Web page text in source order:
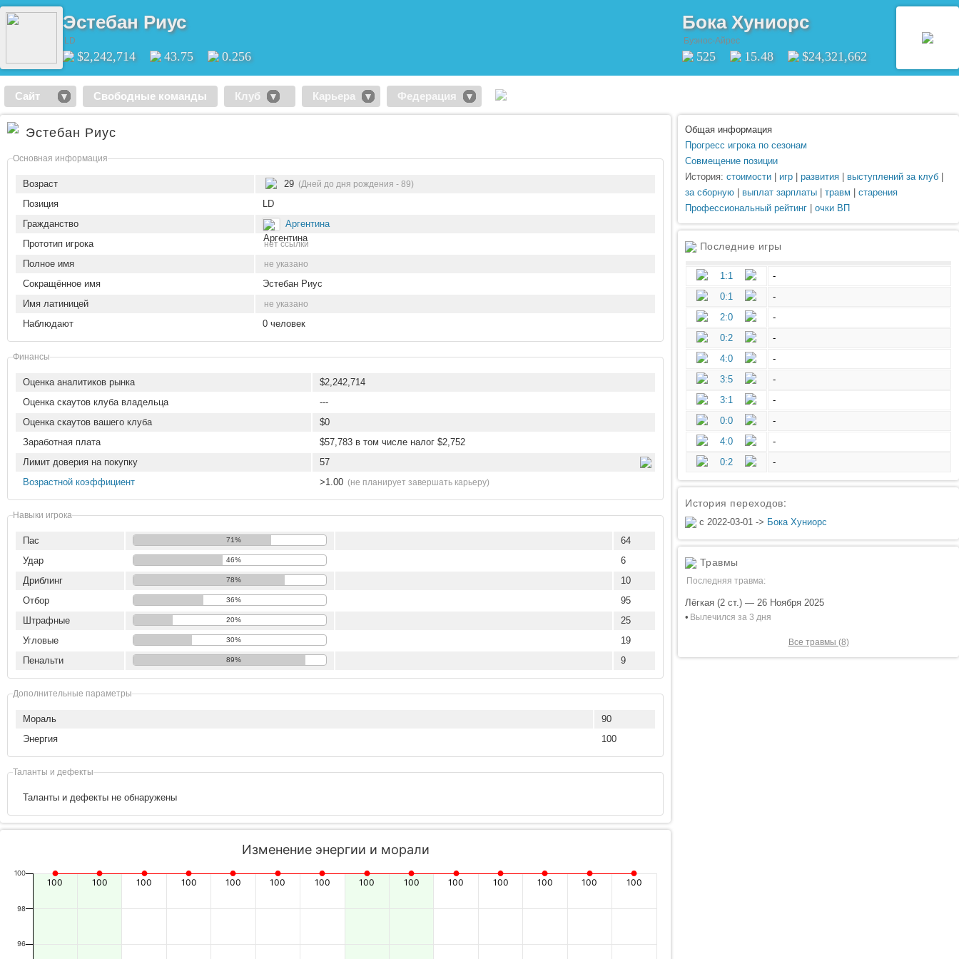
Эстебан Риус
LD
$2,242,714 43.75 0.256
Бока Хуниорс
Буэнос-Айрес
525 15.48 $24,321,662
Сайт Свободные команды Клуб Карьера Федерация
Эстебан Риус
Основная информация
Возраст 29 (Дней до дня рождения - 89)
Позиция
LD
Гражданство
Аргентина
Прототип игрока
нет ссылки
Полное имя не указано
Сокращённое имя
Эстебан Риус
Имя латиницей
не указано
Наблюдают 0 человек
Финансы
Оценка аналитиков рынка
$2,242,714
Оценка скаутов клуба владельца
---
Оценка скаутов вашего клуба
$0
Заработная плата
$57,783 в том числе налог $2,752
Лимит доверия на покупку
57
Возрастной коэффициент
>1.00 (не планирует завершать карьеру)
Навыки игрока
Пас 71%
64
Удар
46%
6
Дриблинг
78%
10
Отбор
36%
95
Штрафные
20%
25
Угловые
30%
19
Пенальти
89% 9
Дополнительные параметры
Мораль
90
Энергия
100
Таланты и дефекты
Таланты и дефекты не обнаружены
Изменение энергии и морали
100 100 100 100 100 100 100 100 100 100 100 100 100 100
96
98
100
Общая информация
Прогресс игрока по сезонам
Совмещение позиции
История: стоимости игр развития выступлений за клуб
за сборную
выплат зарплаты травм
старения
Профессиональный рейтинг
очки ВП
Последние игры
1:1
-
0:1
-
2:0
-
0:2
-
4:0
-
3:5
-
3:1
-
0:0
-
4:0
-
0:2
-
История переходов:
с 2022-03-01 -> Бока Хуниорс
Травмы
Последняя травма:
Лёгкая (2 ст.) — 26 Ноября 2025
• Вылечился за 3 дня
Все травмы (8)